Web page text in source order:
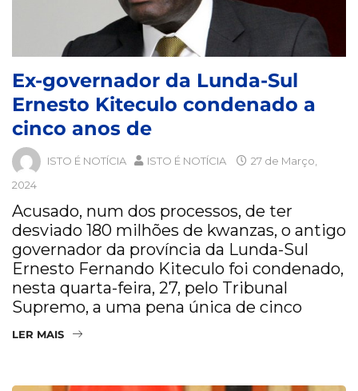
​Ex-governador da Lunda-Sul
Ernesto Kiteculo condenado a
cinco anos de
ISTO É NOTÍCIA ISTO É NOTÍCIA
27 de Março,
2024
Acusado, num dos processos, de ter
desviado 180 milhões de kwanzas, o antigo
governador da província da Lunda-Sul
Ernesto Fernando Kiteculo foi condenado,
nesta quarta-feira, 27, ​pelo Tribunal
Supremo, a uma pena única de ​cinco
LER MAIS